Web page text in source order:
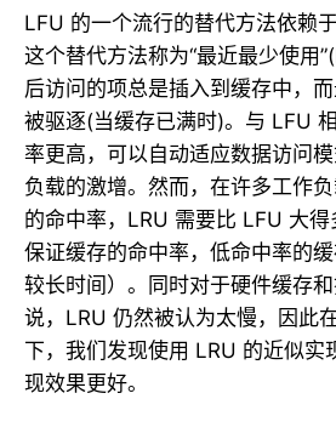
LFU 的一个流行的替代方法依赖
这个替代方法称为“最近最少使用
后访问的项总是插入到缓存中，
被驱逐(当缓存已满时)。与 LFU
率更高，可以自动适应数据访问
负载的激增。然而，在许多工作
的命中率，LRU 需要比 LFU 大
保证缓存的命中率，低命中率的
较长时间）。同时对于硬件缓存
说，LRU 仍然被认为太慢，因此
下，我们发现使用 LRU 的近似实
现效果更好。